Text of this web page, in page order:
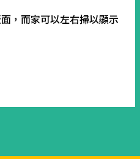
，而家可以左右掃以顯示